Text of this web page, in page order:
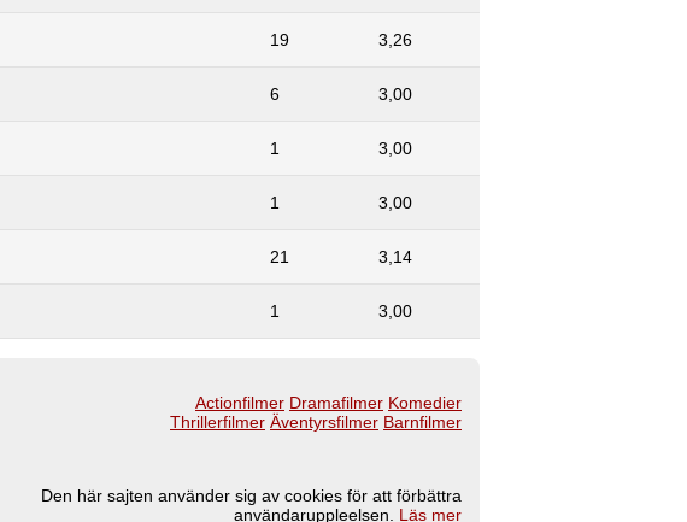
19 3,26
6 3,00
1 3,00
1 3,00
21 3,14
1 3,00
Actionfilmer Dramafilmer Komedier
Thrillerfilmer Äventyrsfilmer Barnfilmer
Den här sajten använder sig av cookies för att förbättra
användaruppleelsen. Läs mer